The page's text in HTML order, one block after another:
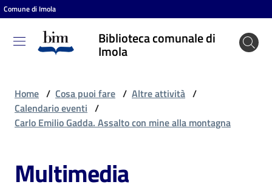
Vai al contenuto
Vai alla navigazione
Vai al footer
Comune di Imola
Biblioteca comunale di
Imola
Biblioteca
comunale
Cosa
Home / Cosa puoi fare / Altre attività /
Calendario eventi /
Carlo Emilio Gadda. Assalto con mine alla montagna
Multimedia